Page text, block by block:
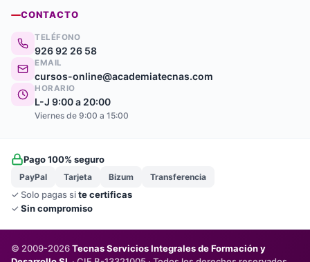
CONTACTO
TELÉFONO
926 92 26 58
EMAIL
cursos-online@academiatecnas.com
HORARIO
L-J 9:00 a 20:00
Viernes de 9:00 a 15:00
Pago 100% seguro
PayPal Tarjeta Bizum Transferencia
✓ Solo pagas site certificas
✓Sin compromiso
© 2009-2026Tecnas Servicios Integrales de Formación y